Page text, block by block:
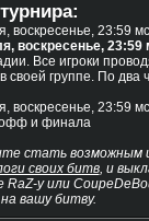
воскресенье, 23:59
воскресенье, 23:59
Все игроки
своей группе. По два
воскресенье, 23:59
и финала
стать возможным
своих битв, и
у или
вашу битву.